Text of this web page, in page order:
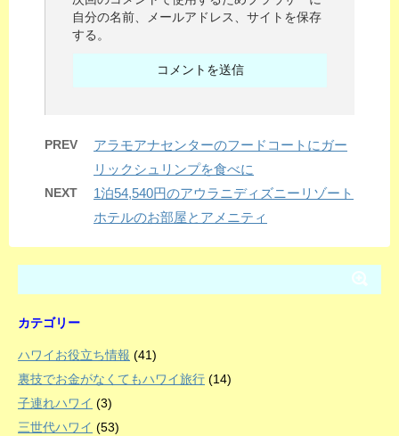
自分の名前、メールアドレス、サイトを保存
する。
PREV
アラモアナセンターのフードコートにガー
リックシュリンプを食べに
NEXT
1泊54,540円のアウラニディズニーリゾート
ホテルのお部屋とアメニティ
カテゴリー
ハワイお役立ち情報 (41)
裏技でお金がなくてもハワイ旅行 (14)
子連れハワイ (3)
三世代ハワイ (53)